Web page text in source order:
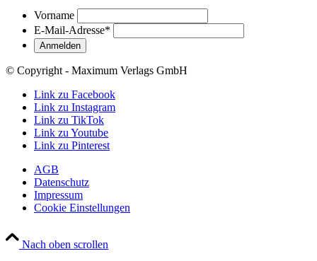
Vorname
E-Mail-Adresse*
© Copyright - Maximum Verlags GmbH
Link zu Facebook
Link zu Instagram
Link zu TikTok
Link zu Youtube
Link zu Pinterest
AGB
Datenschutz
Impressum
Cookie Einstellungen
Nach oben scrollen